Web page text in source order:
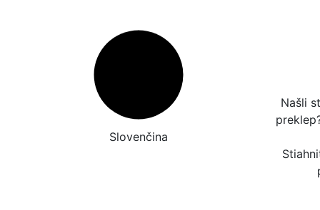
Slovenčina
Našli